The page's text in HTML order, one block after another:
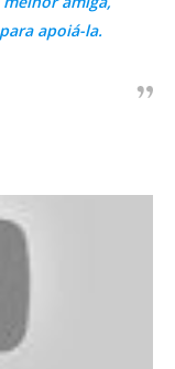
apoiá-la.